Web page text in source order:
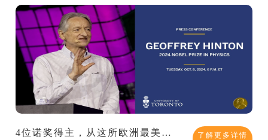
4位诺奖得主，从这所欧洲最美城镇的传奇私校里诞生！ 了解更多详情